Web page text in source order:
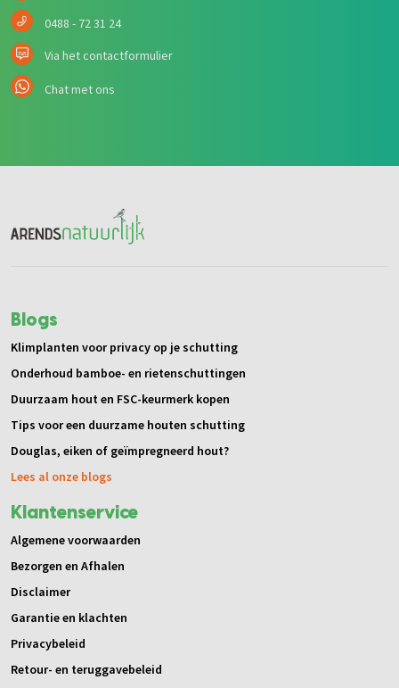
0488 - 72 31 24
Via het contactformulier
Chat met ons
Blogs
Klimplanten voor privacy op je schutting
Onderhoud bamboe- en rietenschuttingen
Duurzaam hout en FSC-keurmerk kopen
Tips voor een duurzame houten schutting
Douglas, eiken of geïmpregneerd hout?
Lees al onze blogs
Klantenservice
Algemene voorwaarden
Bezorgen en Afhalen
Disclaimer
Garantie en klachten
Privacybeleid
Retour- en teruggavebeleid